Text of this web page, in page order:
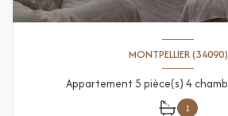
MONTPELLIER (34090)
1